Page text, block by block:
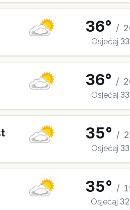
36° /
Osjećaj 33
36° /
Osjećaj 33
35° /
Osjećaj 33
35° /
Osjećaj 32